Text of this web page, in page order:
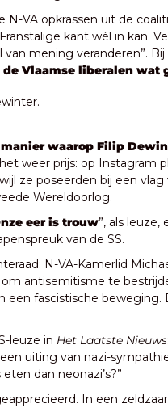
VA opkrassen uit de
kant wél in kan.
mening veranderen”.
Vlaamse liberalen wat
manier waarop Filip
weer prijs: op Instagram
ze poseerden bij een vlag
Wereldoorlog.
eer is trouw”, als leuze,
van de SS.
N-VA-Kamerlid
om antisemitisme te
een fascistische beweging.
leuze in Het Laatste Nieuws
uiting van nazi-
dan neonazi’s?”
In een